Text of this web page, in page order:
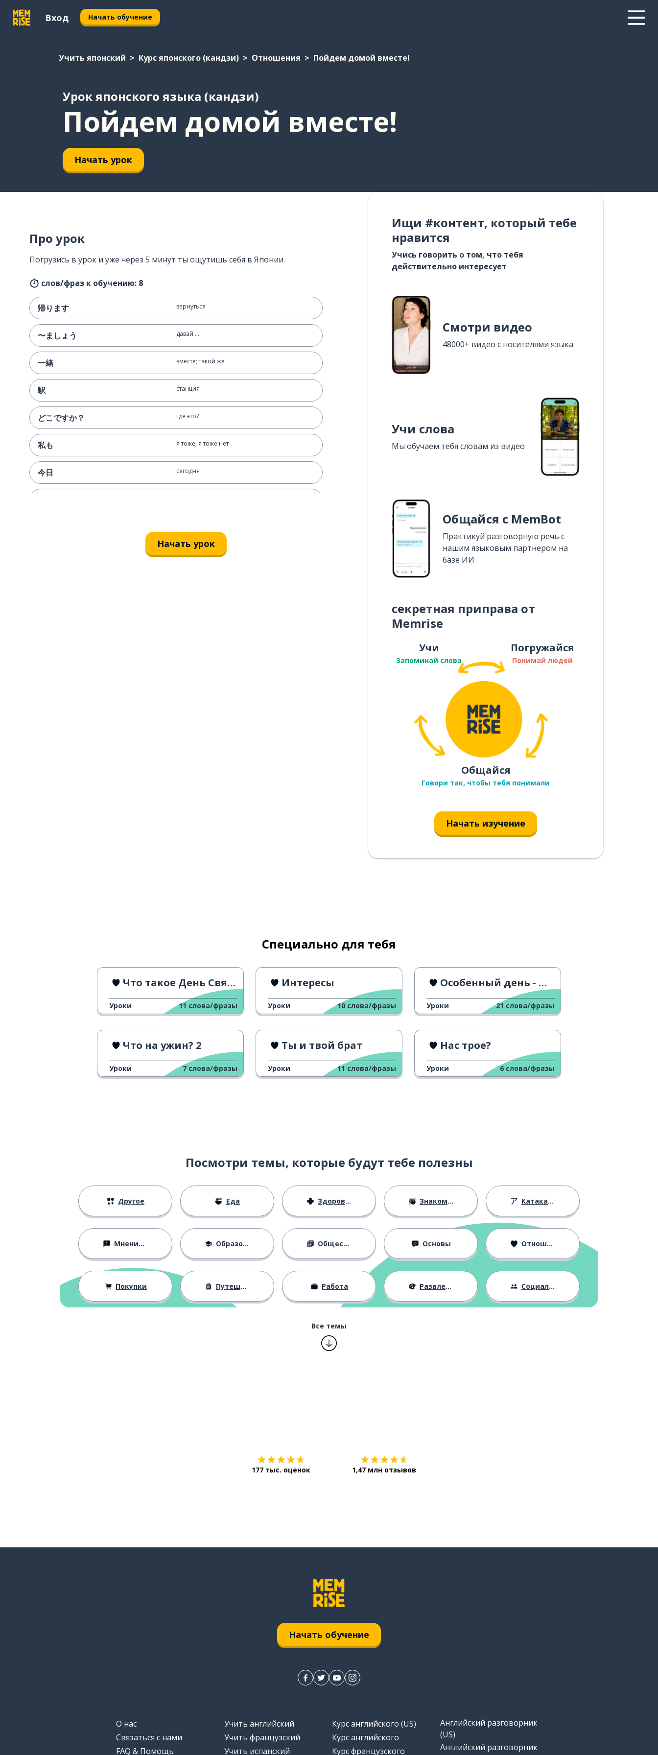
Вход Начать обучение
Учить японский Курс японского (кандзи) Отношения Пойдем домой вместе!
Урок японского языка (кандзи)
Пойдем домой вместе!
Начать урок
Про урок
Погрузись в урок и уже через 5 минут ты ощутишь себя в Японии.
слов/фраз к обучению: 8
帰ります вернуться
〜ましょう давай ...
一緒 вместе; такой же
駅 станция
どこですか？ где это?
私も я тоже; я тоже нет
今日 сегодня
Начать урок
Ищи #контент, который тебе
нравится
Учись говорить о том, что тебя
действительно интересует
Смотри видео
48000+ видео с носителями языка
Учи слова
Мы обучаем тебя словам из видео
Общайся с MemBot
Практикуй разговорную речь с
нашим языковым партнером на
базе ИИ
секретная приправа от
Memrise
Учи
Запоминай слова
Погружайся
Понимай людей
Общайся
Говори так, чтобы тебя понимали
Начать изучение
Специально для тебя
Что такое День Святого Валентина?
Уроки 11 слова/фразы
Интересы
Уроки 10 слова/фразы
Особенный день - День Святого Валентина
Уроки 21 слова/фразы
Что на ужин? 2
Уроки 7 слова/фразы
Ты и твой брат
Уроки 11 слова/фразы
Нас трое?
Уроки 6 слова/фразы
Посмотри темы, которые будут тебе полезны
Другое Еда Здоровье Знакомство Катакана
Мнения и убеждения Образование Общество Основы Отношения
Покупки Путешествия Работа Развлечения Социальная жизнь
Все темы
177 тыс. оценок 1,47 млн отзывов
Начать обучение
О нас
Связаться с нами
FAQ & Помощь
Учить английский
Учить французский
Учить испанский
Курс английского (US)
Курс английского
Курс французского
Английский разговорник
(US)
Английский разговорник